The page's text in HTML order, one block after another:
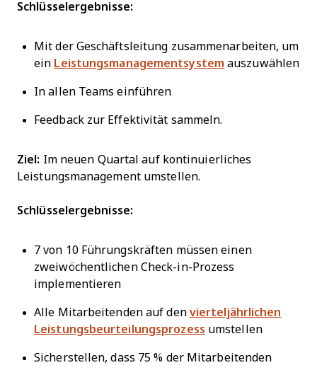
Schlüsselergebnisse:
Mit der Geschäftsleitung zusammenarbeiten, um
ein Leistungsmanagementsystem auszuwählen
In allen Teams einführen
Feedback zur Effektivität sammeln.
Ziel: Im neuen Quartal auf kontinuierliches
Leistungsmanagement umstellen.
Schlüsselergebnisse:
7 von 10 Führungskräften müssen einen
zweiwöchentlichen Check-in-Prozess
implementieren
Alle Mitarbeitenden auf den vierteljährlichen
Leistungsbeurteilungsprozess umstellen
Sicherstellen, dass 75 % der Mitarbeitenden